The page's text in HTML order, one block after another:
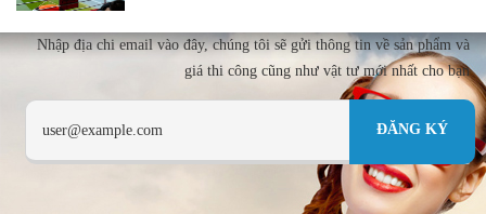
Nhập địa chi email vào đây, chúng tôi sẽ gửi thông tin về sản phẩm và
giá thi công cũng như vật tư mới nhất cho bạn